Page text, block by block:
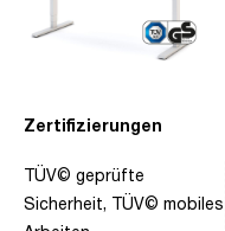
Zertifizierungen
TÜV© geprüfte
Sicherheit, TÜV© mobiles